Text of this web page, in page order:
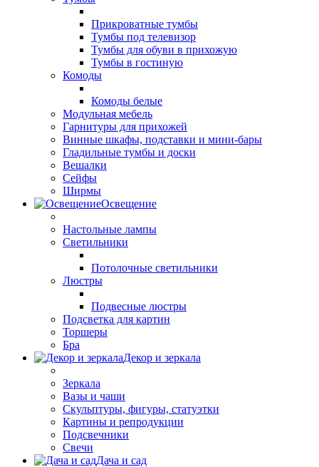
Прикроватные тумбы
Тумбы под телевизор
Тумбы для обуви в прихожую
Тумбы в гостиную
Комоды
Комоды белые
Модульная мебель
Гарнитуры для прихожей
Винные шкафы, подставки и мини-бары
Гладильные тумбы и доски
Вешалки
Сейфы
Ширмы
Освещение
Настольные лампы
Светильники
Потолочные светильники
Люстры
Подвесные люстры
Подсветка для картин
Торшеры
Бра
Декор и зеркала
Зеркала
Вазы и чаши
Скульптуры, фигуры, статуэтки
Картины и репродукции
Подсвечники
Свечи
Дача и сад